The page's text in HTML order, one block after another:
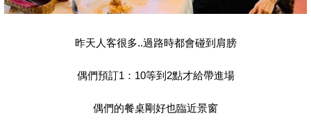
昨天人客很多..過路時都會碰到肩膀
偶們預訂1：10等到2點才給帶進場
偶們的餐桌剛好也臨近景窗